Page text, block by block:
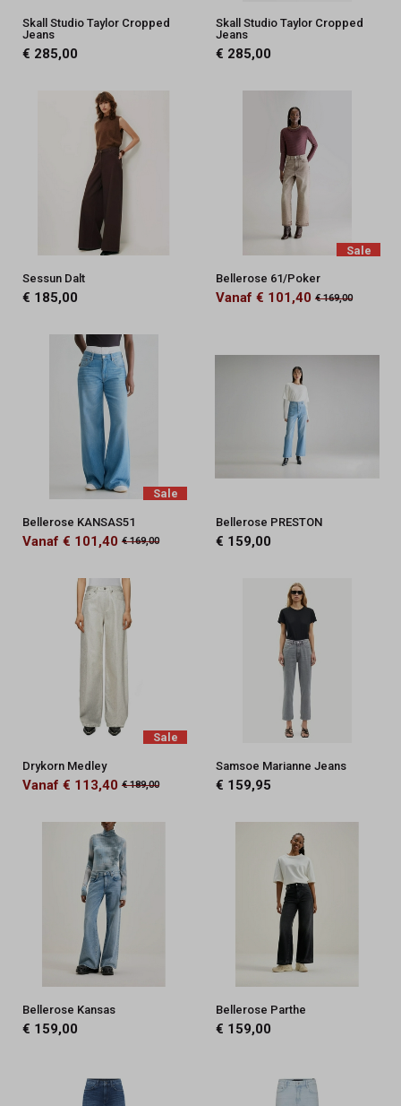
Skall Studio Taylor Cropped
Jeans
€ 285,00
Skall Studio Taylor Cropped
Jeans
€ 285,00
Sessun Dalt
€ 185,00
Sale
Bellerose 61/Poker
Vanaf € 101,40 € 169,00
Sale
Bellerose KANSAS51
Vanaf € 101,40 € 169,00
Bellerose PRESTON
€ 159,00
Sale
Drykorn Medley
Vanaf € 113,40 € 189,00
Samsoe Marianne Jeans
€ 159,95
Bellerose Kansas
€ 159,00
Bellerose Parthe
€ 159,00